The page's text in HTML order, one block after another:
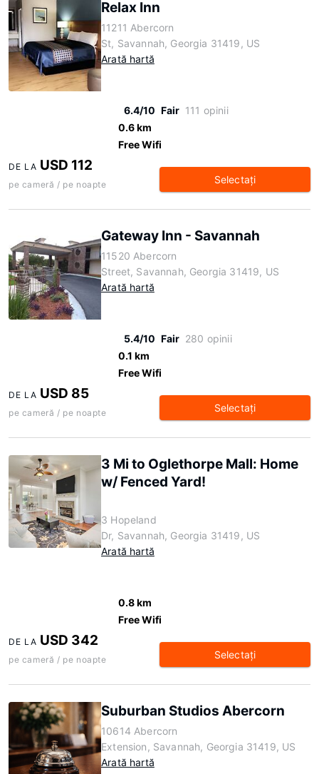
Relax Inn
11211 Abercorn
St, Savannah, Georgia 31419, US
Arată hartă
6.4/10 Fair 111 opinii
0.6 km
Free Wifi
DE LA USD 112
pe cameră / pe noapte Selectaţi
Gateway Inn - Savannah
11520 Abercorn
Street, Savannah, Georgia 31419, US
Arată hartă
5.4/10 Fair 280 opinii
0.1 km
Free Wifi
DE LA USD 85
pe cameră / pe noapte Selectaţi
3 Mi to Oglethorpe Mall: Home
w/ Fenced Yard!
3 Hopeland
Dr, Savannah, Georgia 31419, US
Arată hartă
0.8 km
Free Wifi
DE LA USD 342
pe cameră / pe noapte Selectaţi
Suburban Studios Abercorn
10614 Abercorn
Extension, Savannah, Georgia 31419, US
Arată hartă